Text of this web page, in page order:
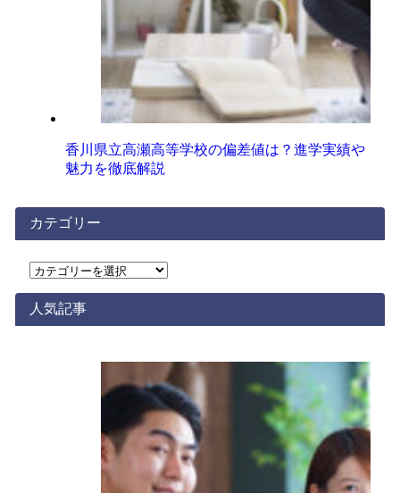
香川県立高瀬高等学校の偏差値は？進学実績や
魅力を徹底解説
カテゴリー
カ
ゴ
リ
人気記事